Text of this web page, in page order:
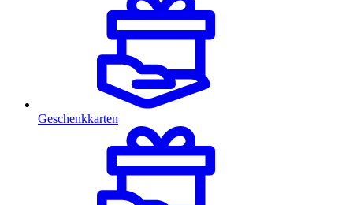
Geschenkkarten